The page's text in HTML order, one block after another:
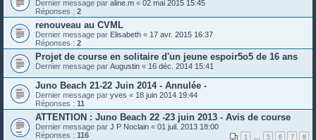
Dernier message par aline.m « 02 mai 2015 15:45
Réponses : 2
renouveau au CVML
Dernier message par Elisabeth « 17 avr. 2015 16:37
Réponses : 2
Projet de course en solitaire d'un jeune espoir5o5 de 16 ans
Dernier message par Augustin « 16 déc. 2014 15:41
Juno Beach 21-22 Juin 2014 - Annulée -
Dernier message par yves « 18 juin 2014 19:44
Réponses : 11
ATTENTION : Juno Beach 22 -23 juin 2013 - Avis de course
Dernier message par J P Noclain « 01 juil. 2013 18:00
Réponses : 116 1 5 6 7 8